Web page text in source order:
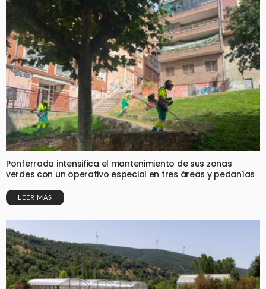
Ponferrada intensifica el mantenimiento de sus zonas
verdes con un operativo especial en tres áreas y pedanías
LEER MÁS